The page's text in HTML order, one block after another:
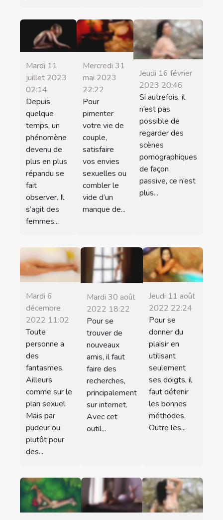
Mardi 11
juillet 2023
02:14
Depuis
quelque
temps, un
phénomène
devenu de
plus en plus
répandu se
fait
observer. Il
s’agit des
femmes...
Mercredi 31
mai 2023
22:22
Pour
pimenter
votre vie de
couple,
satisfaire
vos envies
sexuelles ou
combler le
vide d’un
manque de...
Jeudi 16 février
2023 20:46
Si autrefois, il
n’est pas
possible de
regarder des
scènes
pornographiques
de façon
passive, ce n’est
plus...
Mardi 6
décembre
2022 11:02
Toute
personne a
des
fantasmes.
Ailleurs
comme sur le
plan sexuel.
Mais par
pudeur ou
plutôt pour
des...
Mardi 30 août
2022 18:22
Pour se
trouver de
nouveaux
amis, il faut
faire des
recherches,
principalement
sur internet.
Avec cet
outil...
Jeudi 11 août
2022 22:24
Pour se
donner du
plaisir en
utilisant
seulement
ses doigts, il
faut détenir
les bonnes
méthodes.
Outre les...